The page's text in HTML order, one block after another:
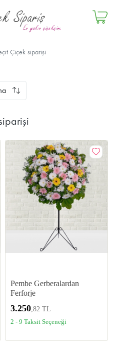
Çiçek siparişi
Pembe Gerberalardan
Ferforje
3.250 ,82 TL
2 - 9 Taksit Seçeneği